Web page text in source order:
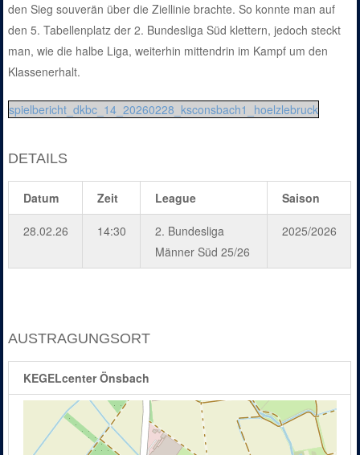
den Sieg souverän über die Ziellinie brachte. So konnte man auf
den 5. Tabellenplatz der 2. Bundesliga Süd klettern, jedoch steckt
man, wie die halbe Liga, weiterhin mittendrin im Kampf um den
Klassenerhalt.
spielbericht_dkbc_14_20260228_ksconsbach1_hoelzlebruck
DETAILS
Datum Zeit League Saison
28.02.26 14:30
2. Bundesliga
Männer Süd 25/26
2025/2026
AUSTRAGUNGSORT
KEGELcenter Önsbach